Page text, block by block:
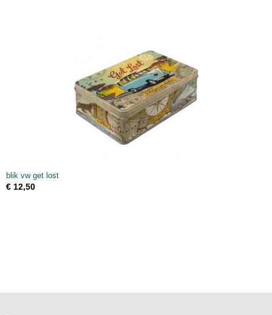
blik vw get lost
€ 12,50